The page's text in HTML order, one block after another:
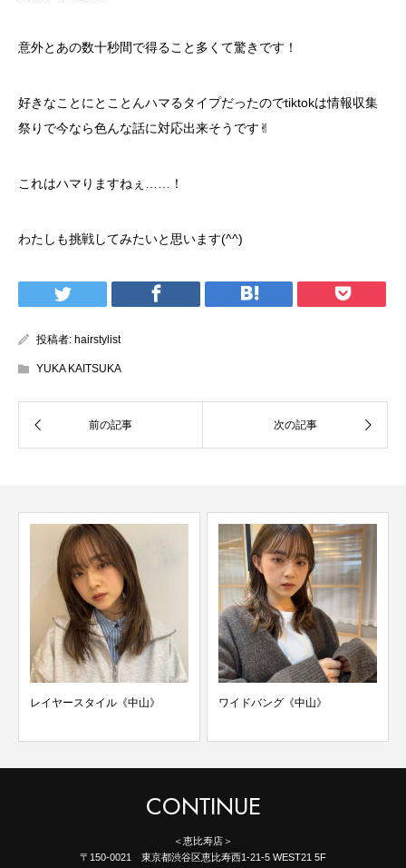
意外とあの数十秒間で得ること多くて驚きです！
好きなことにとことんハマるタイプだったのでtiktokは情報収集
祭りで今なら色んな話に対応出来そうです✌︎
これはハマりますねぇ……！
わたしも挑戦してみたいと思います(^^)
投稿者: hairstylist
YUKA KAITSUKA
レイヤースタイル《中山》 ワイドバング《中山》
CONTINUE
＜恵比寿店＞
〒150-0021 東京都渋谷区恵比寿西1-21-5 WEST21 5F